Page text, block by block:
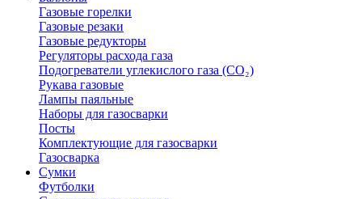
Газовые горелки
Газовые резаки
Газовые редукторы
Регуляторы расхода газа
Подогреватели углекислого газа (CO₂)
Рукава газовые
Лампы паяльные
Наборы для газосварки
Посты
Комплектующие для газосварки
Газосварка
Сумки
Футболки